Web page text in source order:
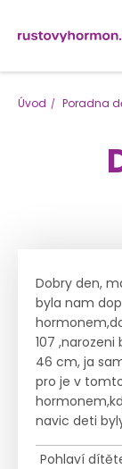
Úvod Poradna
Dobry den,
byla nam
107
46 cm, ja
pro je v
navic deti
Pohlaví